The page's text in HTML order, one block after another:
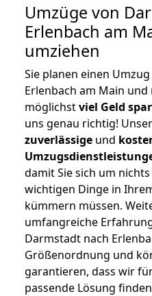
Umzüge von
Erlenbach am
umziehen
Sie planen einen
Erlenbach am Main
möglichstviel Geld
uns genau richtig!
zuverlässige und
damit Sie sich um
wichtigen Dinge in
kümmern müssen.
umfangreiche
Darmstadt nach
Größenordnung und
garantieren, dass wir
passende Lösung